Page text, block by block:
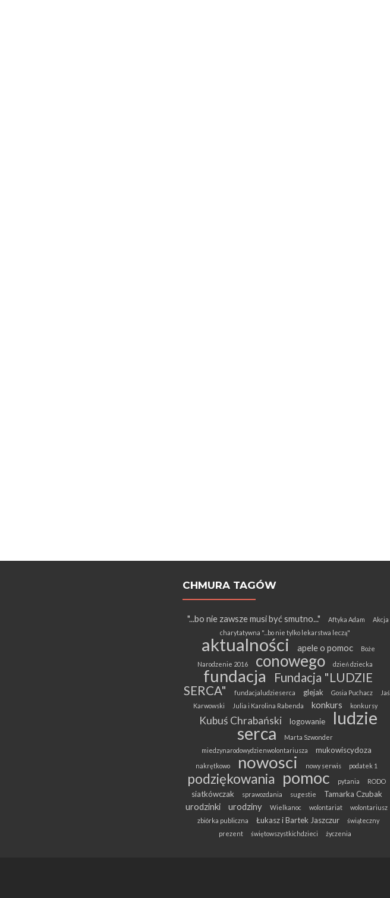
CHMURA TAGÓW
"...bo nie zawsze musi być smutno..." Aftyka Adam
Akcja
charytatywna "...bo nie tylko lekarstwa leczą"
aktualności apele o pomoc
Boże
Narodzenie 2016
conowego dzień dziecka
fundacja
Fundacja "LUDZIE
SERCA"
fundacjaludzieserca glejak Gosia Puchacz
Jaś
Karwowski
Julia i Karolina Rabenda konkurs konkursy
Kubuś Chrabański logowanie ludzie
serca
Marta Szwonder
miedzynarodowydzienwolontariusza
mukowiscydoza
nakrętkowo nowosci nowy serwis podatek 1
podziękowania pomoc pytania RODO
siatkówczak sprawozdania sugestie Tamarka Czubak
urodzinki urodziny Wielkanoc wolontariat
wolontariusz
zbiórka publiczna
Łukasz i Bartek Jaszczur
świąteczny
prezent
świętowszystkichdzieci życzenia